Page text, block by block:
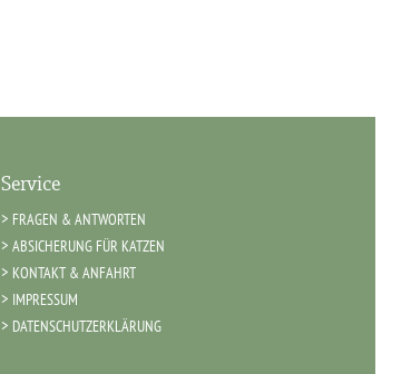
Service
FRAGEN & ANTWORTEN
ABSICHERUNG FÜR KATZEN
KONTAKT & ANFAHRT
IMPRESSUM
DATENSCHUTZERKLÄRUNG